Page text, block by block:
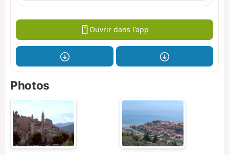
Ouvrir dans l'app
Photos